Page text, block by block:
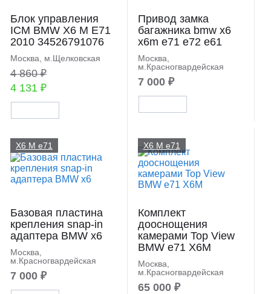
Блок управления
ICM BMW X6 M E71
2010 34526791076
Москва, м.Щелковская
4 860 ₽
4 131 ₽
Привод замка
багажника bmw x6
x6m e71 e72 е61
Москва,
м.Красногвардейская
7 000 ₽
X6 M e71
Базовая пластина
крепления snap-in
адаптера BMW x6
Москва,
м.Красногвардейская
7 000 ₽
X6 M e71
Комплект
дооснощения
камерами Top View
BMW e71 X6M
Москва,
м.Красногвардейская
65 000 ₽